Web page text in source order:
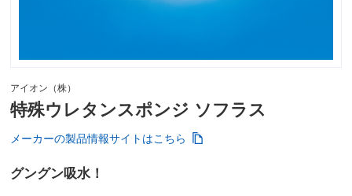
アイオン（株）
特殊ウレタンスポンジ ソフラス
メーカーの製品情報サイトはこちら
グングン吸水！